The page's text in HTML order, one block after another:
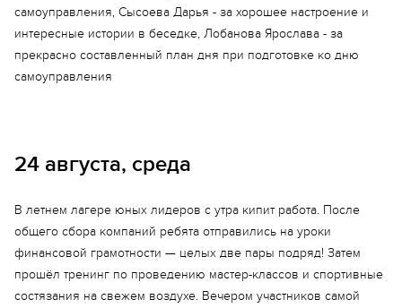
Еще 10 фото
самоуправления, Сысоева Дарья - за хорошее настроение и
интересные истории в беседке, Лобанова Ярослава - за
прекрасно составленный план дня при подготовке ко дню
самоуправления
24 августа, среда
В летнем лагере юных лидеров с утра кипит работа. После
общего сбора компаний ребята отправились на уроки
финансовой грамотности — целых две пары подряд! Затем
прошёл тренинг по проведению мастер-классов и спортивные
состязания на свежем воздухе. Вечером участников самой